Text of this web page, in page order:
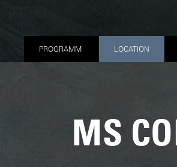
PROGRAMM LOCATION
MS